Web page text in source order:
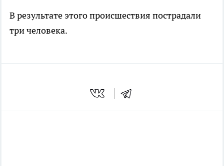
В результате этого происшествия пострадали
три человека.